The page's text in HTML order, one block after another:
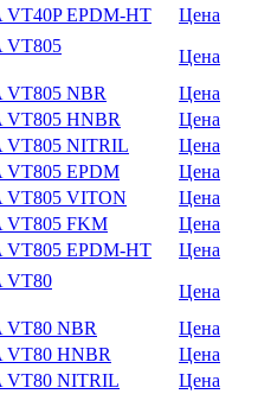
VT40P EPDM-HT
Цена
VT805
Цена
VT805 NBR
Цена
VT805 HNBR
Цена
VT805 NITRIL
Цена
VT805 EPDM
Цена
VT805 VITON
Цена
VT805 FKM
Цена
VT805 EPDM-HT
Цена
VT80
Цена
VT80 NBR
Цена
VT80 HNBR
Цена
VT80 NITRIL
Цена